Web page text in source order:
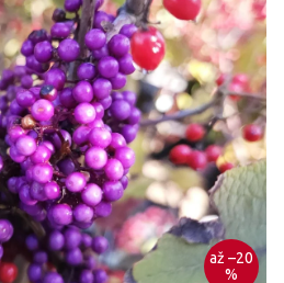
až –20
%